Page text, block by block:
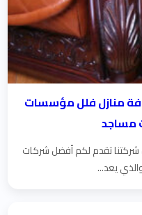
منازل فلل مؤسسات
مساجد
تقدم لكم أفضل شركات
يعد...